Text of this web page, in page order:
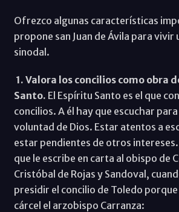
Ofrezco algunas características
propone san Juan de Ávila para vivir
sinodal.
1. Valora los concilios como obra
Santo. El Espíritu Santo es el que
concilios. A él hay que escuchar
voluntad de Dios. Estar atentos a
estar pendientes de otros
que le escribe en carta al obispo de
Cristóbal de Rojas y Sandoval,
presidir el concilio de Toledo porque
cárcel el arzobispo Carranza: